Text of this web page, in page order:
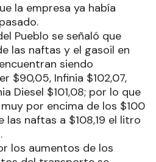
la empresa ya había
Pueblo se señaló que
las naftas y el gasoil en
siendo
$90,05, Infinia $102,07,
Diesel $101,08; por lo que
por encima de los $100
naftas a $108,19 el litro
los aumentos de los